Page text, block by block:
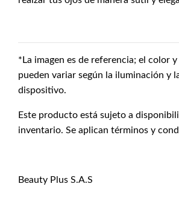
*La imagen es de referencia; el color
pueden variar según la iluminación y
dispositivo.
Este producto está sujeto a
inventario. Se aplican términos y
Beauty Plus S.A.S